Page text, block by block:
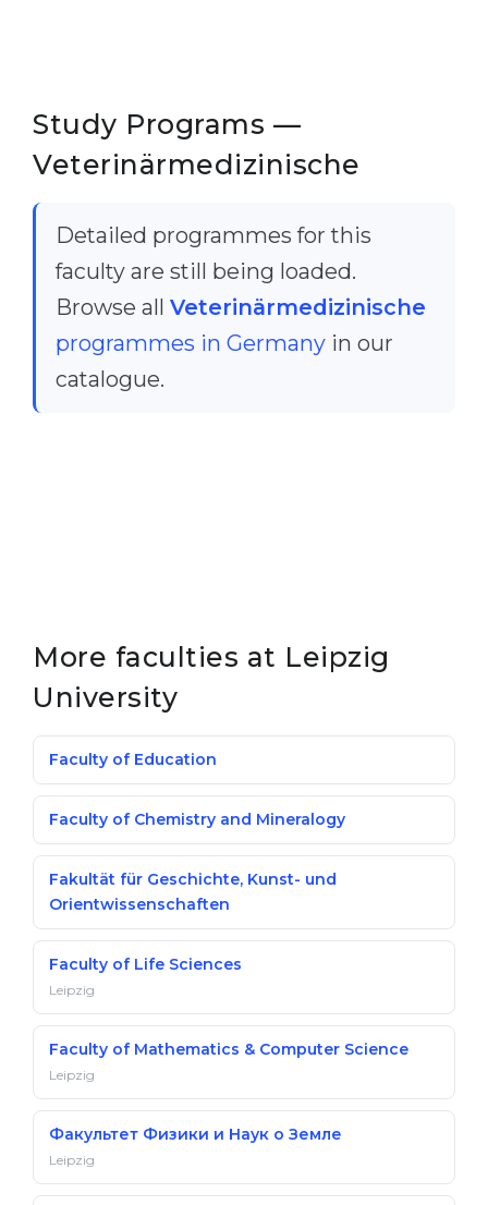
Study Programs —
Veterinärmedizinische
Detailed programmes for this
faculty are still being loaded.
Browse all Veterinärmedizinische
programmes in Germany in our
catalogue.
More faculties at Leipzig
University
Faculty of Education
Faculty of Chemistry and Mineralogy
Fakultät für Geschichte, Kunst- und
Orientwissenschaften
Faculty of Life Sciences
Leipzig
Faculty of Mathematics & Computer Science
Leipzig
Факультет Физики и Наук о Земле
Leipzig